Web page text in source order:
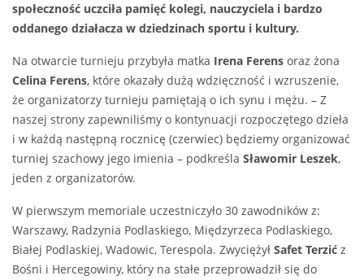
społeczność uczciła pamięć kolegi, nauczyciela i bardzo
oddanego działacza w dziedzinach sportu i kultury.
Na otwarcie turnieju przybyła matka Irena Ferens oraz żona
Celina Ferens, które okazały dużą wdzięczność i wzruszenie,
że organizatorzy turnieju pamiętają o ich synu i mężu. – Z
naszej strony zapewniliśmy o kontynuacji rozpoczętego dzieła
i w każdą następną rocznicę (czerwiec) będziemy organizować
turniej szachowy jego imienia – podkreśla Sławomir Leszek,
jeden z organizatorów.
W pierwszym memoriale uczestniczyło 30 zawodników z:
Warszawy, Radzynia Podlaskiego, Międzyrzeca Podlaskiego,
Białej Podlaskiej, Wadowic, Terespola. Zwyciężył Safet Terzić z
Bośni i Hercegowiny, który na stałe przeprowadził się do